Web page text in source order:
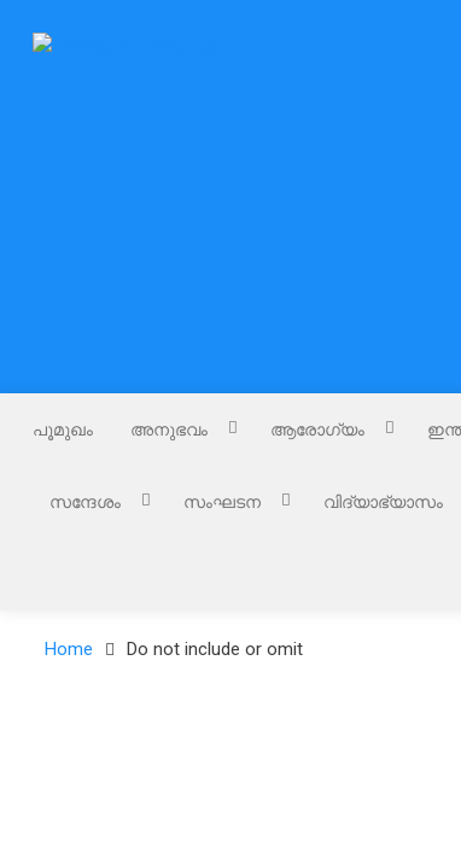
Nammude
പൂമുഖം അനുഭവം ആരോഗ്യം
സന്ദേശം സംഘടന വിദ്യാഭ്യാസം
Home Do not include or omit